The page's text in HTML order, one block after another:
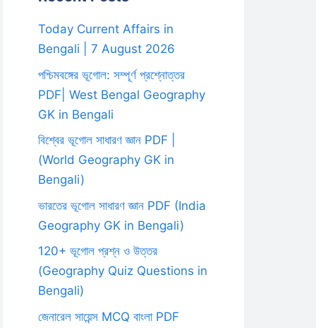
Today Current Affairs in
Bengali | 7 August 2026
পশ্চিমবঙ্গের ভূগোল: সম্পূর্ণ প্রশ্নোত্তর
PDF| West Bengal Geography
GK in Bengali
বিশ্বের ভূগোল সাধারণ জ্ঞান PDF |
(World Geography GK in
Bengali)
ভারতের ভূগোল সাধারণ জ্ঞান PDF (India
Geography GK in Bengali)
120+ ভূগোল প্রশ্ন ও উত্তর
(Geography Quiz Questions in
Bengali)
জেনারেল সায়েন্স MCQ বাংলা PDF